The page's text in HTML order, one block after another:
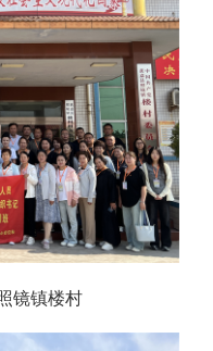
镜镇楼村